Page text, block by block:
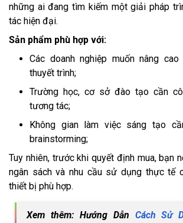
những ai đang tìm kiếm một giải pháp
tác hiện đại.
Sản phẩm phù hợp với:
Các doanh nghiệp muốn nâng
thuyết trình;
Trường học, cơ sở đào tạo cần
tương tác;
Không gian làm việc sáng tạo
brainstorming;
Tuy nhiên, trước khi quyết định mua, bạn
ngân sách và nhu cầu sử dụng thực tế
thiết bị phù hợp.
Xem thêm: Hướng Dẫn Cách Sử